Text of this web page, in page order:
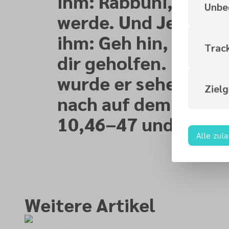
werde. Und Jesus
ihm: Geh hin, dein
dir geholfen. Und
wurde er sehend
nach auf dem Wege.
10,46–47 und
Weitere Artikel
Alle